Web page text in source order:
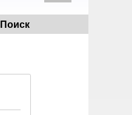
Поиск